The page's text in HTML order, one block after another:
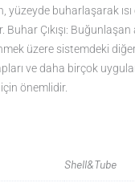
yüzeyde buharlaşarak
Çıkışı:
üzere sistemdeki
ve daha birçok
önemlidir.
Shell&Tube